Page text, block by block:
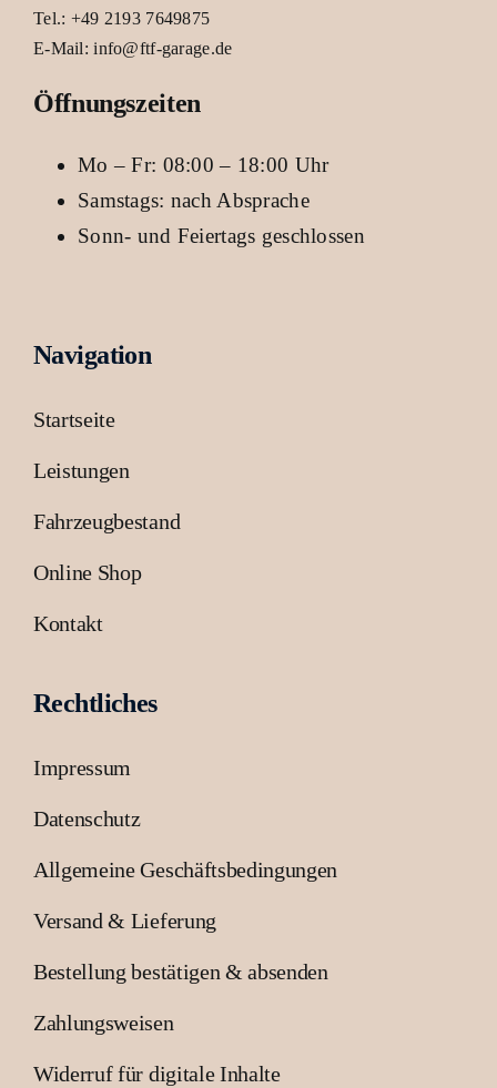
Tel.: +49 2193 7649875
E-Mail: info@ftf-garage.de
Öffnungszeiten
Mo – Fr: 08:00 – 18:00 Uhr
Samstags: nach Absprache
Sonn- und Feiertags geschlossen
Navigation
Startseite
Leistungen
Fahrzeugbestand
Online Shop
Kontakt
Rechtliches
Impressum
Datenschutz
Allgemeine Geschäftsbedingungen
Versand & Lieferung
Bestellung bestätigen & absenden
Zahlungsweisen
Widerruf für digitale Inhalte